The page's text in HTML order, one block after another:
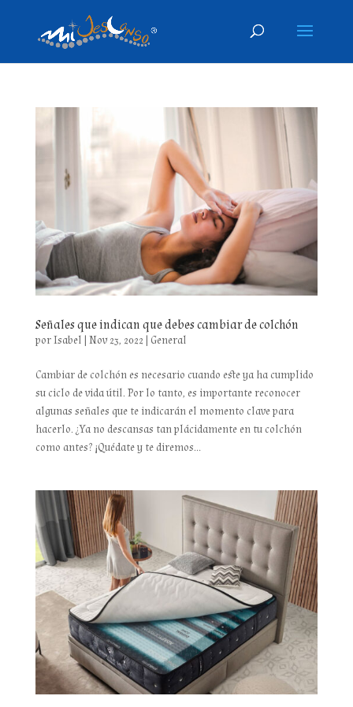
Señales que indican que debes cambiar de colchón
porIsabel | Nov 23, 2022 | General
Cambiar de colchón es necesario cuando este ya ha cumplido
su ciclo de vida útil. Por lo tanto, es importante reconocer
algunas señales que te indicarán el momento clave para
hacerlo. ¿Ya no descansas tan plácidamente en tu colchón
como antes? ¡Quédate y te diremos...